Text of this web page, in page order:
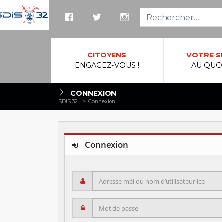
CITOYENS
ENGAGEZ-VOUS !
VOTRE
AU
CONNEXION
SDIS 32 > Connexion
Connexion